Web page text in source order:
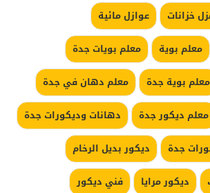
خزانات
عوازل مائية
معلم بوية
معلم بويات جدة
معلم بوية جدة
معلم دهان في جدة
معلم ديكور جدة
دهانات وديكورات جدة
جدة
ديكور بديل الرخام
ديكور مرايا
فني ديكور